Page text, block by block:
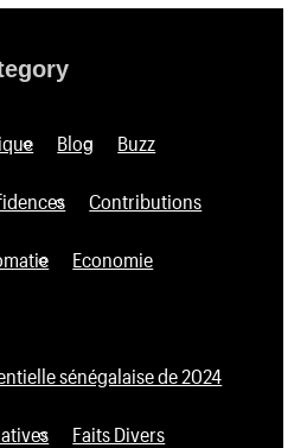
Blog Buzz
Contributions
Economie
sénégalaise de 2024
Faits Divers